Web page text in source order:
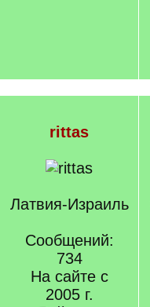
rittas
Латвия-Израиль
Сообщений:
734
На сайте с
2005 г.